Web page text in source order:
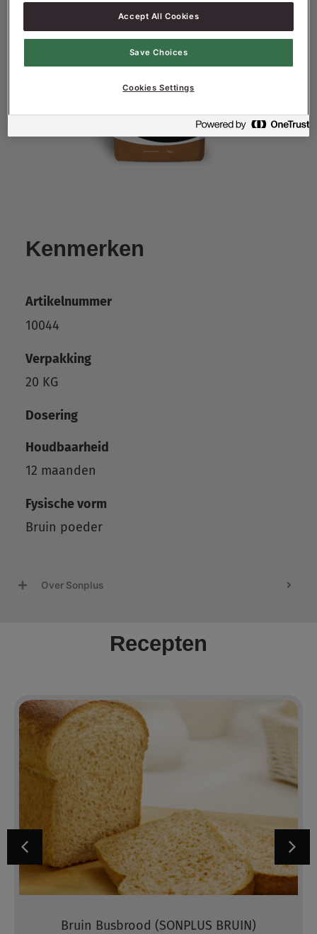
Kenmerken
Artikelnummer
10044
Verpakking
20 KG
Dosering
Houdbaarheid
12 maanden
Fysische vorm
Bruin poeder
Over Sonplus
Recepten
(SONPLUS BRUIN)
Accept All Cookies
Save Choices
Cookies Settings